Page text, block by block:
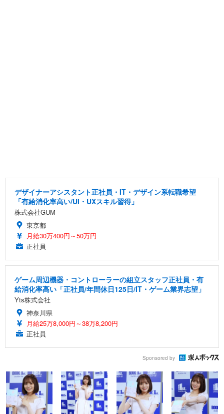
デザイナーアシスタント正社員・IT・デザイン系転職希望
「有給消化率高い/UI・UXスキル習得」
株式会社GUM
東京都
月給30万400円～50万円
正社員
ゲーム周辺機器・コントローラーの組立スタッフ正社員・有
給消化率高い「正社員/年間休日125日/IT・ゲーム業界志望」
Yts株式会社
神奈川県
月給25万8,000円～38万8,200円
正社員
Sponsored by